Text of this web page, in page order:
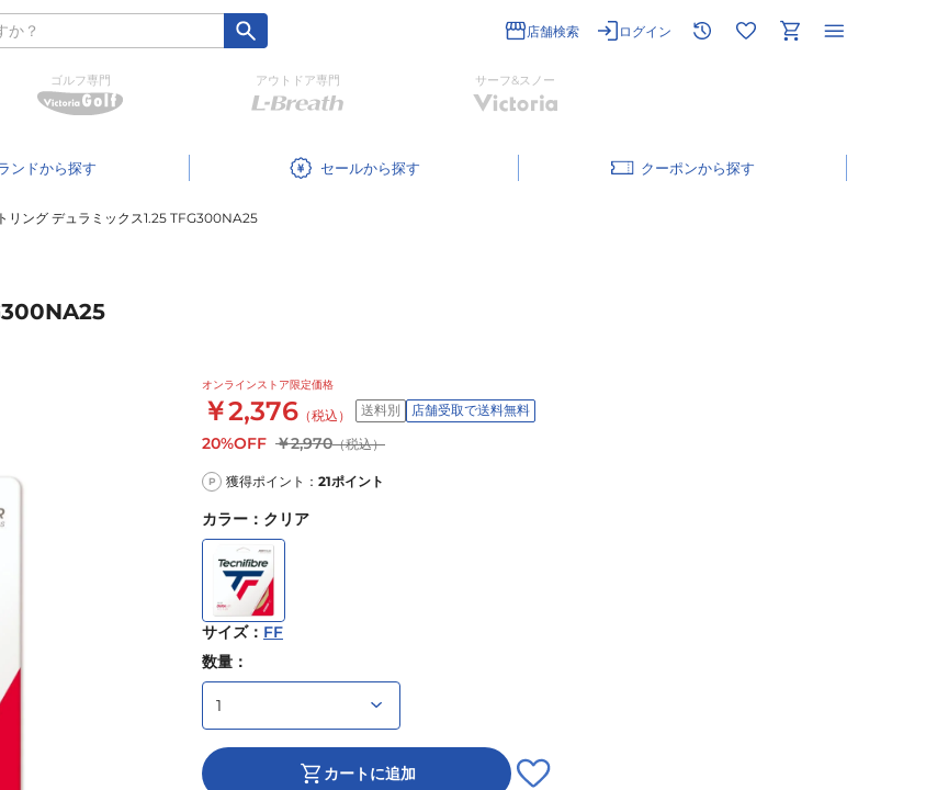
店舗検索 ログイン
ゴルフ専門 アウトドア専門 サーフ&スノー
ンド セール クーポン
リング デュラミックス1.25 TFG300NA25
オンラインストア限定価格
￥2,376 （税込） 送料別 店舗受取で送料無料
20%OFF ￥2,970（税込）
P 獲得ポイント： 21ポイント
カラー ： クリア
サイズ： FF
数量：
カートに追加